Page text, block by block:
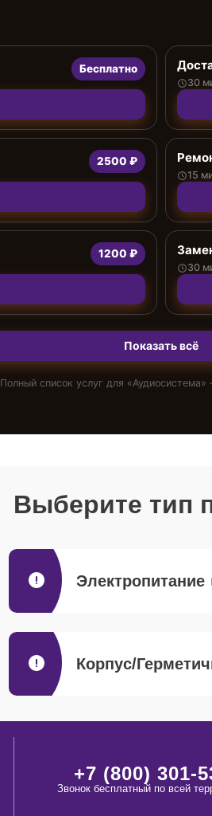
Бесплатно
30
2500 ₽
15
1200 ₽
30
Показать всё
Полный список услуг для «Аудиосистема»
Выберите тип
Электропитание
Корпус/
+7 (800) 301-
Звонок бесплатный по всей